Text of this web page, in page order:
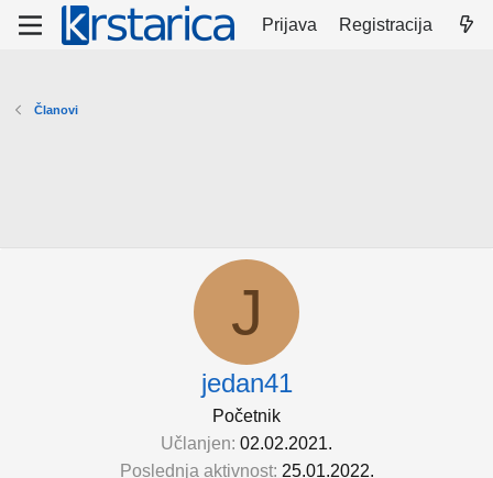
Prijava Registracija
Članovi
J
jedan41
Početnik
Učlanjen 02.02.2021.
Poslednja aktivnost 25.01.2022.